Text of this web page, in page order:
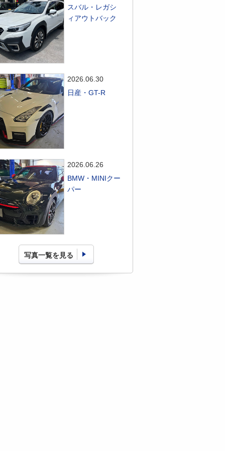
スバル・レガシ
ィアウトバック
2026.06.30
日産・GT-R
2026.06.26
BMW・MINIクー
パー
写真一覧を見る